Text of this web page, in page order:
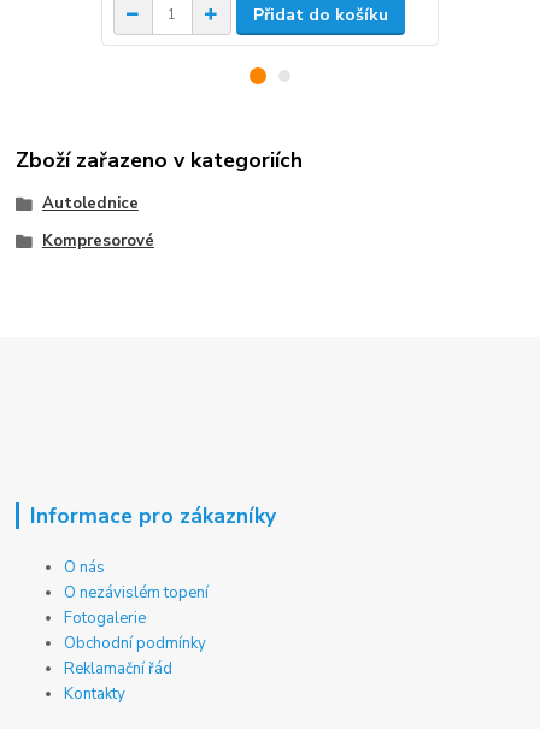
Přidat do košíku
Zboží zařazeno v kategoriích
Autolednice
Kompresorové
Informace pro zákazníky
O nás
O nezávislém topení
Fotogalerie
Obchodní podmínky
Reklamační řád
Kontakty